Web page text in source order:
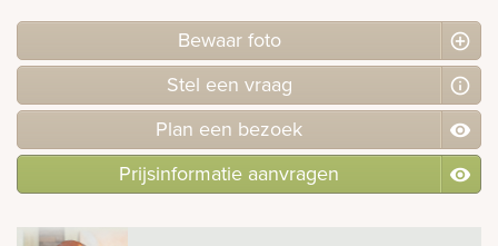
Bewaar foto
Stel een vraag
Plan een bezoek
Prijsinformatie aanvragen